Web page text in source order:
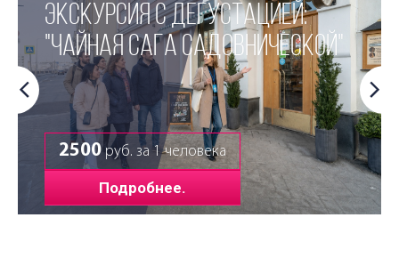
ЭКСКУРСИЯ С ДЕГУСТАЦИЕЙ:
"ЧАЙНАЯ САГА САДОВНИЧЕСКОЙ"
2500руб. за 1 человека
Подробнее.